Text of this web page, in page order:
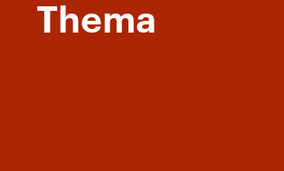
Thema